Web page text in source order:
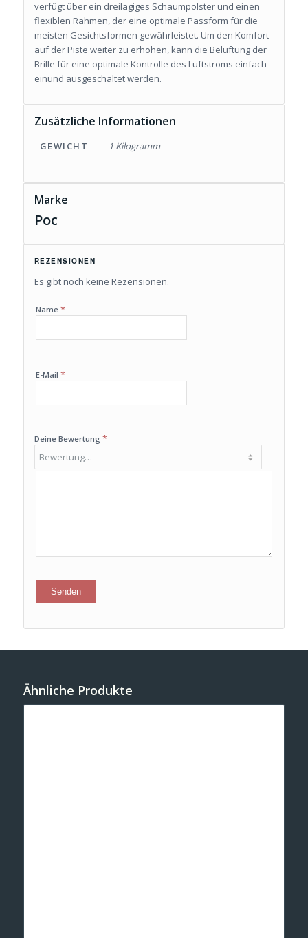
verfügt über ein dreilagiges Schaumpolster und einen
flexiblen Rahmen, der eine optimale Passform für die
meisten Gesichtsformen gewährleistet. Um den Komfort
auf der Piste weiter zu erhöhen, kann die Belüftung der
Brille für eine optimale Kontrolle des Luftstroms einfach
einund ausgeschaltet werden.
Zusätzliche Informationen
GEWICHT 1 Kilogramm
Marke
Poc
REZENSIONEN
Es gibt noch keine Rezensionen.
Name *
E-Mail *
Deine Bewertung *
Ähnliche Produkte